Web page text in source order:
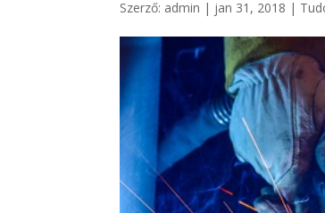
Szerző: admin | jan 31, 2018 |